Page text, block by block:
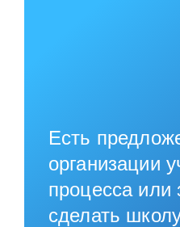
Есть
организации
процесса или
сделать